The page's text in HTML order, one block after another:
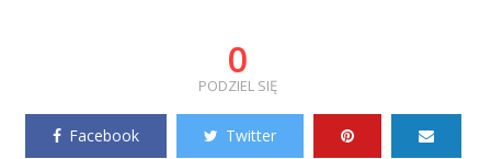
0
PODZIEL SIĘ
Facebook Twitter